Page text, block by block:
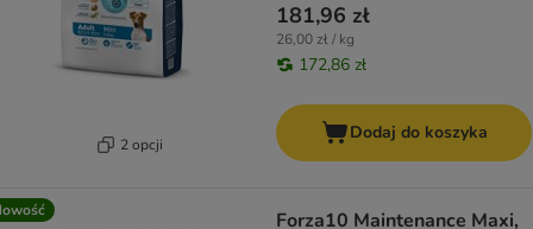
2 opcji
181,96 zł
26,00 zł / kg
172,86 zł
Dodaj do koszyka
Forza10 Maintenance Maxi,